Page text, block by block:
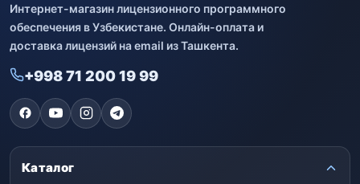
Интернет-магазин лицензионного программного
обеспечения в Узбекистане. Онлайн-оплата и
доставка лицензий на email из Ташкента.
+998 71 200 19 99
Каталог